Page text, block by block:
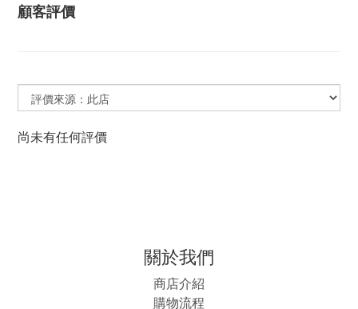
顧客評價
尚未有任何評價
關於我們
商店介紹
購物流程